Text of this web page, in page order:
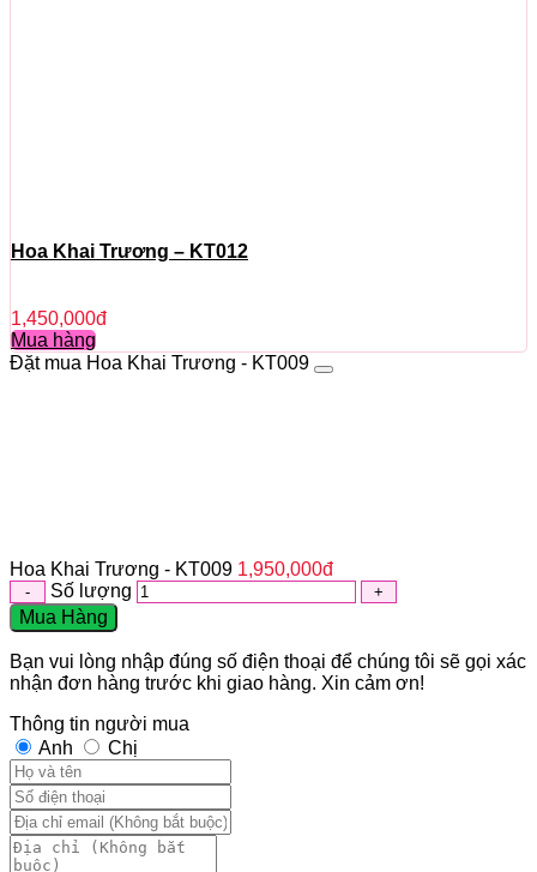
Hoa Khai Trương – KT012
1,450,000đ
Mua hàng
Đặt mua Hoa Khai Trương - KT009
Hoa Khai Trương - KT009 1,950,000đ
Số lượng
Mua Hàng
Bạn vui lòng nhập đúng số điện thoại để chúng tôi sẽ gọi xác
nhận đơn hàng trước khi giao hàng. Xin cảm ơn!
Thông tin người mua
Anh
Chị